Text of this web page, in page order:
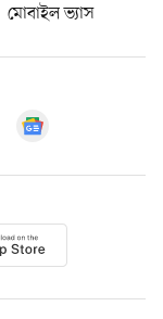
মোবাইল ভ্যাস